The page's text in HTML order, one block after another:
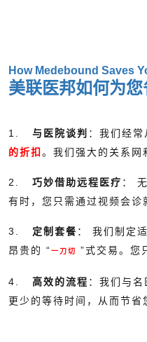
How Medebound Saves
美联医邦如何为您
1. 与医院谈判 ：我们经
的折扣 。我们强大的关系网
2. 巧妙借助远程医疗 ：
有时，您只需通过视频会诊
3. 定制套餐 ： 我们制定
昂贵的 “一刀切 ”式交易。您
4. 高效的流程 ：我们与
更少的等待时间，从而节省